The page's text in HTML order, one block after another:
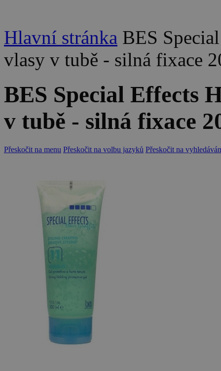
Hlavní stránka BES
vlasy v tubě - silná fixace
BES Special Effects
v tubě - silná fixace
Přeskočit na menu Přeskočit na volbu jazyků Přeskočit na